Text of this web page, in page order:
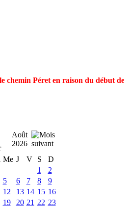
chemin Péret en raison du début
Août
2026
Me J V S
D
1
2
5 6 7 8
9
12 13 14 15 16
19 20 21 22 23